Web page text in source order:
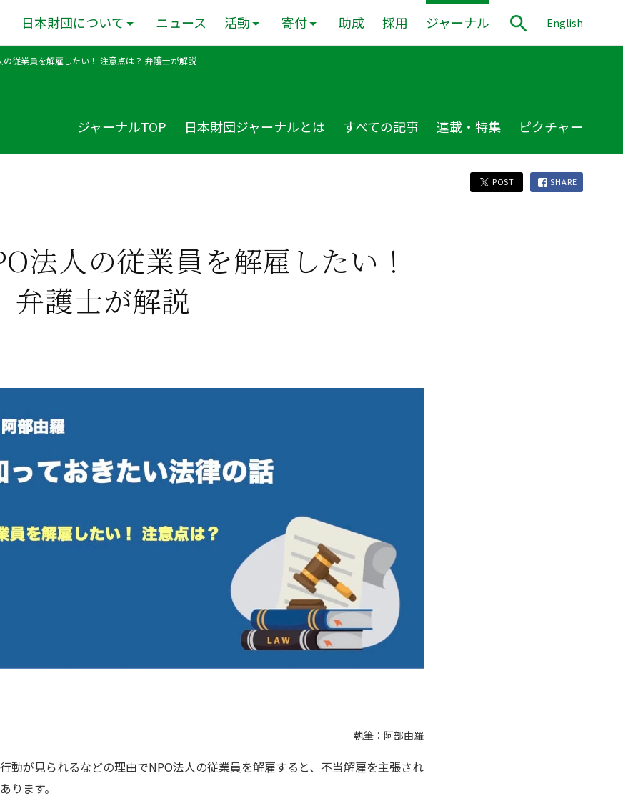
日本財団について ニュース 活動 寄付 助成 採用 ジャーナル English
従業員を解雇したい！ 注意点は？ 弁護士が解説
ジャーナルTOP 日本財団ジャーナルとは すべての記事 連載・特集 ピクチャー
POST SHARE
法人の従業員を解雇したい！
弁護士が解説
執筆：阿部由羅
動が見られるなどの理由でNPO法人の従業員を解雇すると、不当解雇を主張され
ります。